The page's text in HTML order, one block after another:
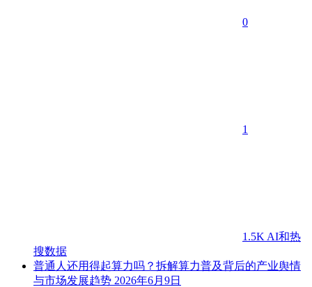
0
1
1.5K AI和热
搜数据
普通人还用得起算力吗？拆解算力普及背后的产业舆情
与市场发展趋势 2026年6月9日